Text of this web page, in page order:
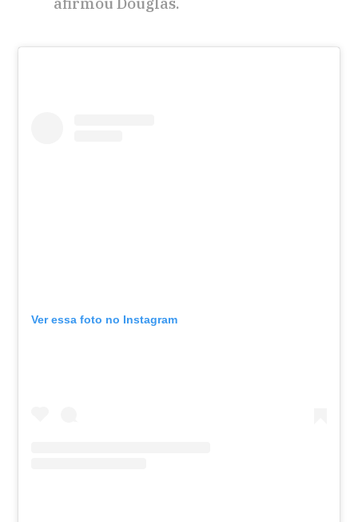
Ver essa foto no Instagram